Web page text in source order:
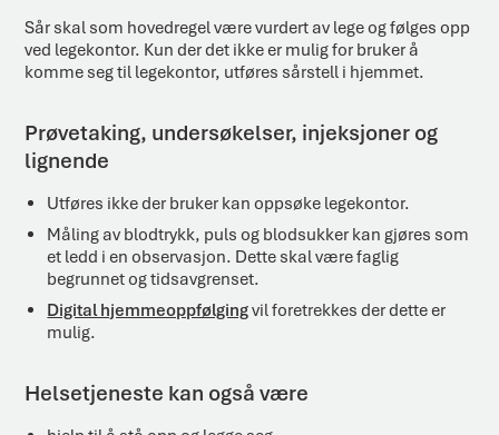
Sår skal som hovedregel være vurdert av lege og følges opp
ved legekontor. Kun der det ikke er mulig for bruker å
komme seg til legekontor, utføres sårstell i hjemmet.
Prøvetaking, undersøkelser, injeksjoner og
lignende
Utføres ikke der bruker kan oppsøke legekontor.
Måling av blodtrykk, puls og blodsukker kan gjøres som
et ledd i en observasjon. Dette skal være faglig
begrunnet og tidsavgrenset.
Digital hjemmeoppfølgingvil foretrekkes der dette er
mulig.
Helsetjeneste kan også være